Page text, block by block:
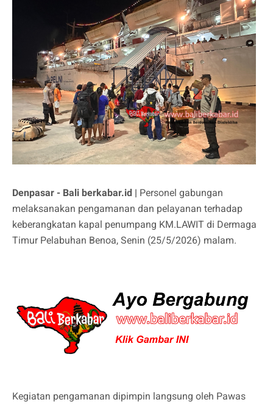
Denpasar - Bali berkabar.id | Personel gabungan
melaksanakan pengamanan dan pelayanan terhadap
keberangkatan kapal penumpang KM.LAWIT di Dermaga
Timur Pelabuhan Benoa, Senin (25/5/2026) malam.
Kegiatan pengamanan dipimpin langsung oleh Pawas